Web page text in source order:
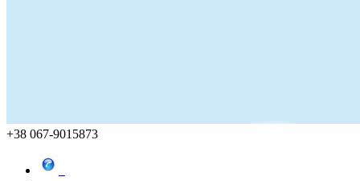
+38 067-9015873